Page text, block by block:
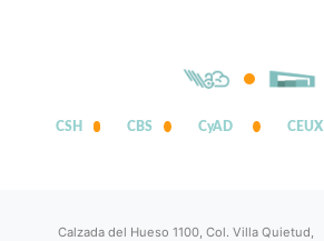
CSH CBS CyAD CEUX
Calzada del Hueso 1100, Col. Villa Quietud,